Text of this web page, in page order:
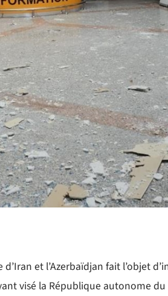
et l’Azerbaïdjan fait l’objet
visé la République autonome